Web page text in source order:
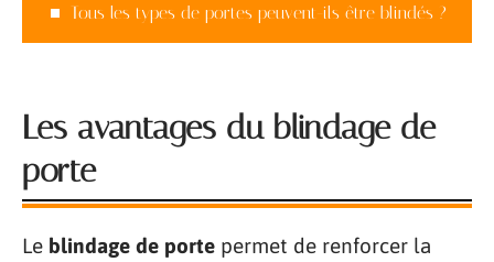
Tous les types de portes peuvent-ils être blindés ?
Les avantages du blindage de
porte
Le blindage de porte permet de renforcer la